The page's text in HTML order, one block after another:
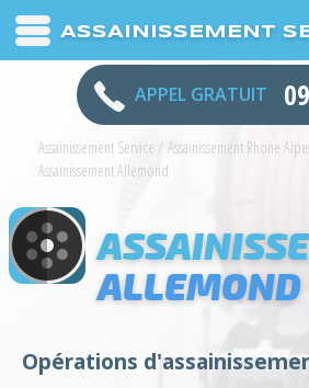
ASSAINISSEMENT
APPEL GRATUIT
Assainissement Service / Assainissement Rhone
Assainissement Allemond
ALLEMOND
Opérations